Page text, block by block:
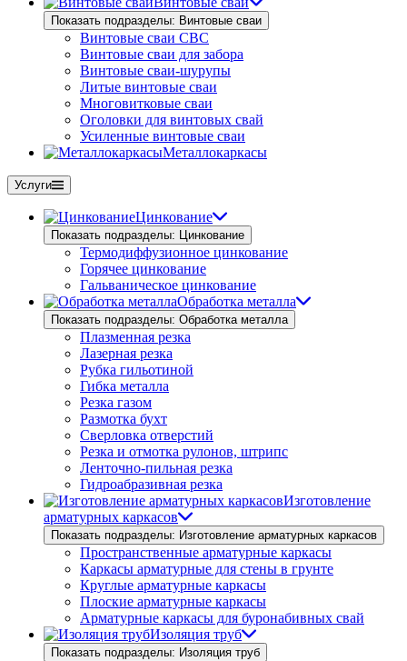
Показать подразделы: Винтовые сваи
Винтовые сваи СВС
Винтовые сваи для забора
Винтовые сваи-шурупы
Литые винтовые сваи
Многовитковые сваи
Оголовки для винтовых свай
Усиленные винтовые сваи
Металлокаркасы
Услуги
Цинкование
Показать подразделы: Цинкование
Термодиффузионное цинкование
Горячее цинкование
Гальваническое цинкование
Обработка металла
Показать подразделы: Обработка металла
Плазменная резка
Лазерная резка
Рубка гильотиной
Гибка металла
Резка газом
Размотка бухт
Сверловка отверстий
Резка и отмотка рулонов, штрипс
Ленточно-пильная резка
Гидроабразивная резка
Изготовление
арматурных каркасов
Показать подразделы: Изготовление арматурных каркасов
Пространственные арматурные каркасы
Каркасы арматурные для стены в грунте
Круглые арматурные каркасы
Плоские арматурные каркасы
Арматурные каркасы для буронабивных свай
Изоляция труб
Показать подразделы: Изоляция труб